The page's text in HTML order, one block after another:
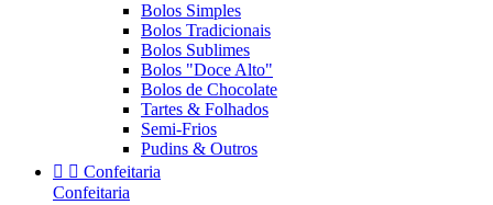
Bolos Simples
Bolos Tradicionais
Bolos Sublimes
Bolos "Doce Alto"
Bolos de Chocolate
Tartes & Folhados
Semi-Frios
Pudins & Outros
  Confeitaria
Confeitaria